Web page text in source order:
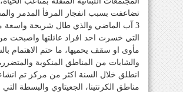
تضاعفت بسبب انفجار المرفأ المدمر
3 آب الماضي والذي طال شريحة واسعة
التي خسرت احد افراد عائلتها واصبحت
مأوى او سقف يحميها، ما حتم الاهتمام
والشابات من المناطق المنكوبة
انطلق خلال السنة اكثر من مركز تم
مناطق الكرنتينا، الجعيتاوي والبسطة